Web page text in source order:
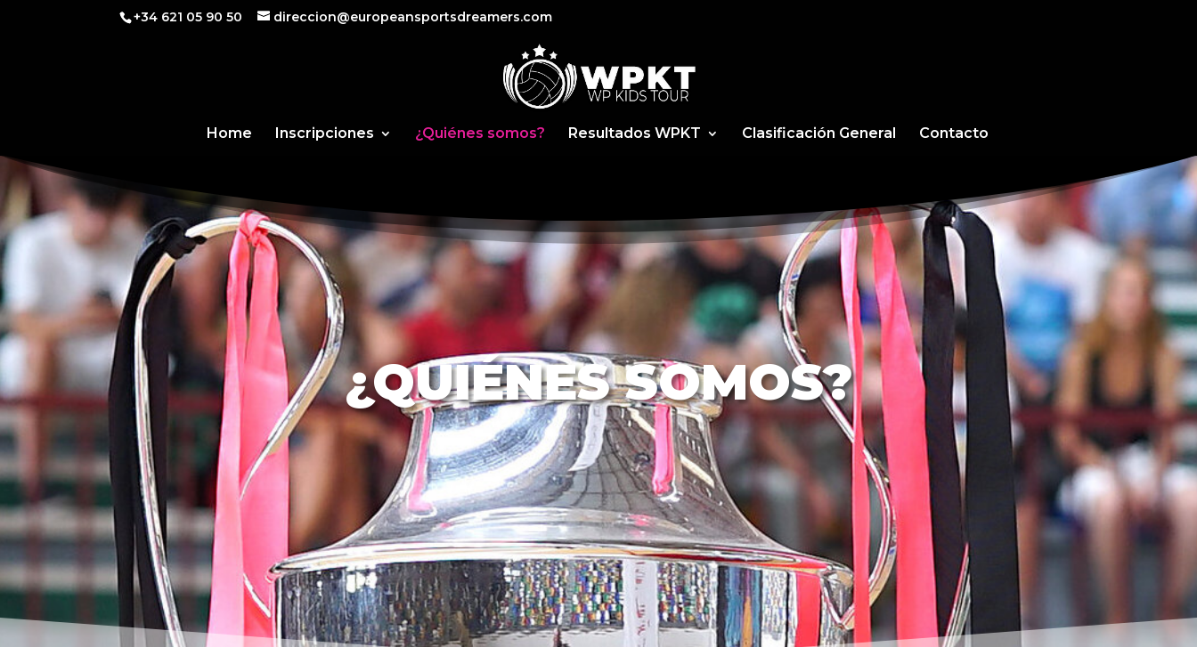
+34 621 05 90 50 direccion@europeansportsdreamers.com
Home Inscripciones ¿Quiénes somos? Resultados WPKT Clasificación General Contacto
¿QUIÉNES SOMOS?